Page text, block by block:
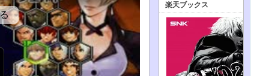
楽天ブックス